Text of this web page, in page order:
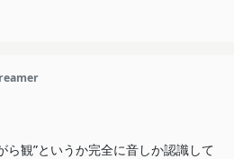
観”というか完全に音しか認識して